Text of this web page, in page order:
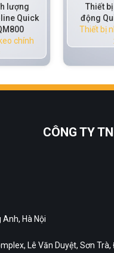
bị nhỏ keo tự
Quick QM800A
bị nhỏ keo chính
xác
CÔNG TY
Hà Nội
Lê Văn Duyệt, Sơn Trà,